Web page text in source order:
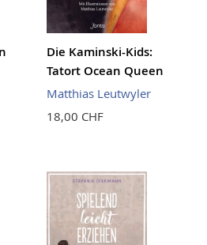
Die Kaminski-Kids:
Tatort Ocean Queen
Matthias Leutwyler
18,00 CHF